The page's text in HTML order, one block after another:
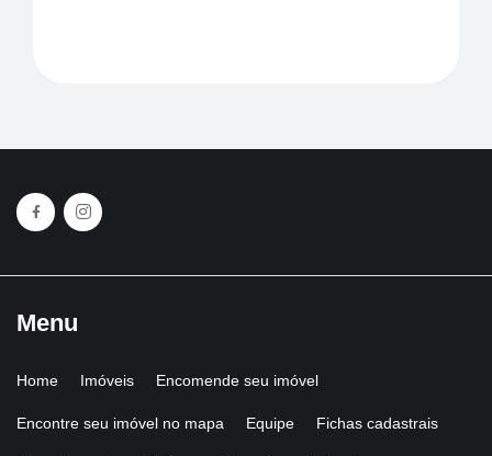
Menu
Home Imóveis Encomende seu imóvel
Encontre seu imóvel no mapa Equipe Fichas cadastrais